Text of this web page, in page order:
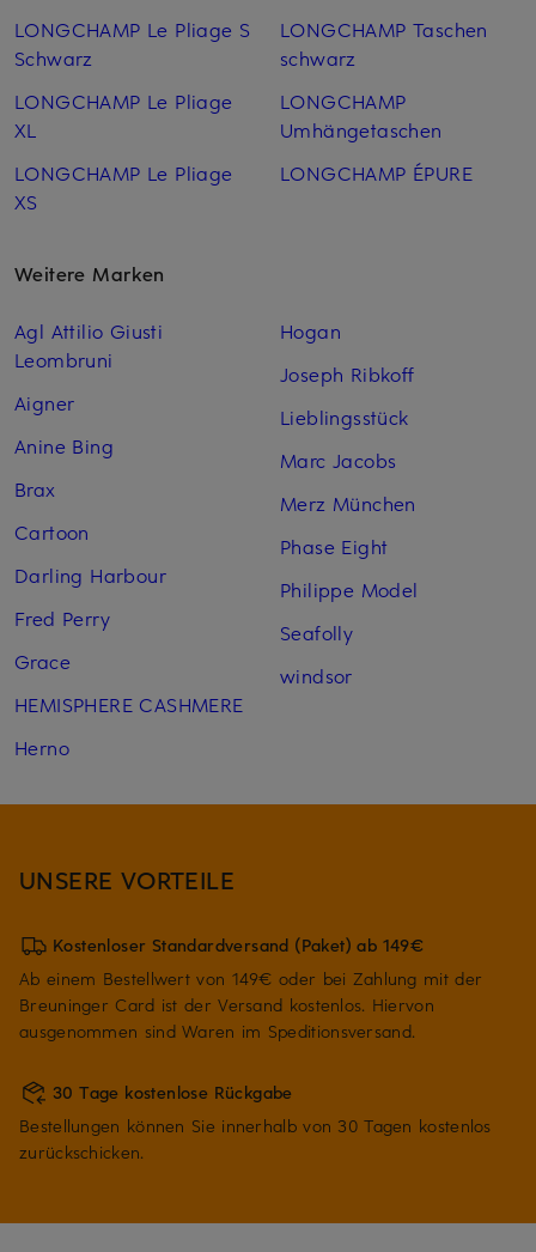
LONGCHAMP Le Pliage S
Schwarz
LONGCHAMP Le Pliage
XL
LONGCHAMP Le Pliage
XS
LONGCHAMP Taschen
schwarz
LONGCHAMP
Umhängetaschen
LONGCHAMP ÉPURE
Weitere Marken
Agl Attilio Giusti
Leombruni
Aigner
Anine Bing
Brax
Cartoon
Darling Harbour
Fred Perry
Grace
HEMISPHERE CASHMERE
Herno
Hogan
Joseph Ribkoff
Lieblingsstück
Marc Jacobs
Merz München
Phase Eight
Philippe Model
Seafolly
windsor
UNSERE VORTEILE
Kostenloser Standardversand (Paket) ab 149€
Ab einem Bestellwert von 149€ oder bei Zahlung mit der
Breuninger Card ist der Versand kostenlos. Hiervon
ausgenommen sind Waren im Speditionsversand.
30 Tage kostenlose Rückgabe
Bestellungen können Sie innerhalb von 30 Tagen kostenlos
zurückschicken.